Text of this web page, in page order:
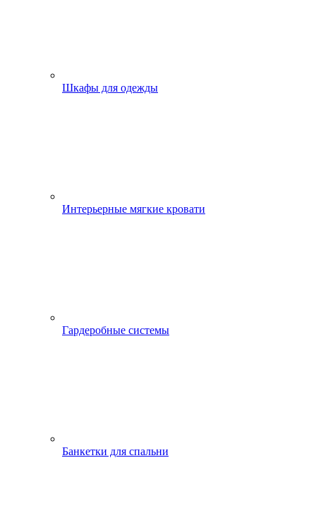
Шкафы для одежды
Интерьерные мягкие кровати
Гардеробные системы
Банкетки для спальни